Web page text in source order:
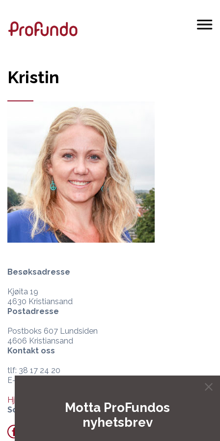
Motta ProFundos
nyhetsbrev
Kristin
Besøksadresse
Kjøita 19
4630 Kristiansand
Postadresse
Postboks 607 Lundsiden
4606 Kristiansand
Kontakt oss
tlf: 38 17 24 20
E-post:
Hjelpesenter og support
Sosiale medier